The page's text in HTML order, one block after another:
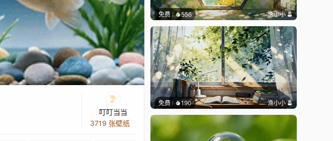
叮叮当当
3719 张壁纸
免费 556 渔小小
免费 190 渔小小